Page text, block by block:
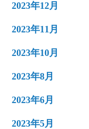
2023年12月
2023年11月
2023年10月
2023年8月
2023年6月
2023年5月